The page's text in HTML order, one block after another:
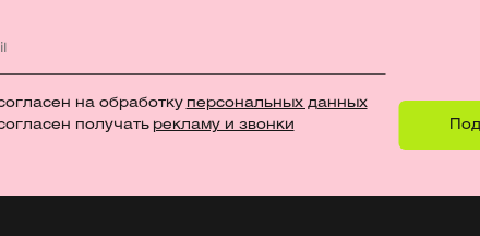
на обработку персональных данных
получать рекламу и звонки